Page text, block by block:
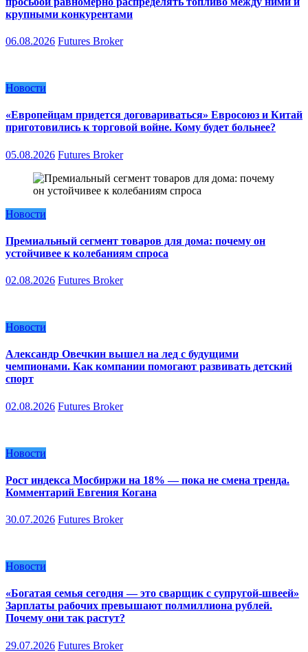
крупными конкурентами
06.08.2026 Futures Broker
Новости
«Европейцам придется договариваться» Евросоюз и Китай
приготовились к торговой войне. Кому будет больнее?
05.08.2026 Futures Broker
Новости
Премиальный сегмент товаров для дома: почему он
устойчивее к колебаниям спроса
02.08.2026 Futures Broker
Новости
Александр Овечкин вышел на лед с будущими
чемпионами. Как компании помогают развивать детский
спорт
02.08.2026 Futures Broker
Новости
Рост индекса Мосбиржи на 18% — пока не смена тренда.
Комментарий Евгения Когана
30.07.2026 Futures Broker
Новости
«Богатая семья сегодня — это сварщик с супругой-швеей»
Зарплаты рабочих превышают полмиллиона рублей.
Почему они так растут?
29.07.2026 Futures Broker